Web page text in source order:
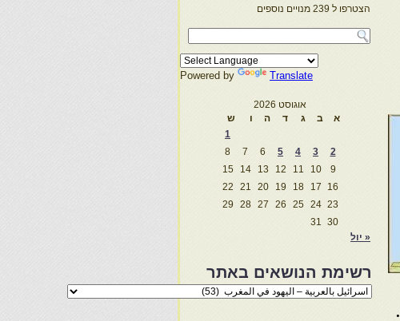
.
הצטרפו ל 239 מנויים נוספים
Powered by Translate
אוגוסט 2026
א
ב ג ד ה ו
ש
1
2
3
4
5
6
7
8
9
10
11
12
13
14
15
16
17
18
19
20
21
22
23
24
25
26
27
28
29
30
31
« יול
רשימת הנושאים באתר
רשימת
הנושאים